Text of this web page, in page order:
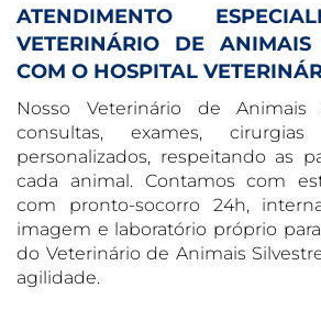
ATENDIMENTO
VETERINÁRIO DE ANIMAIS
COM O HOSPITAL
Nosso Veterinário de Animais
consultas, exames,
personalizados, respeitando as
cada animal. Contamos com
com pronto-socorro 24h,
imagem e laboratório próprio
do Veterinário de Animais
agilidade.